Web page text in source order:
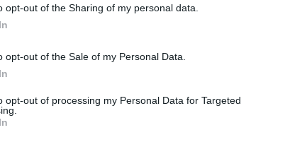
opt-out of the Sharing of my personal data.
opt-out of the Sale of my Personal Data.
opt-out of processing my Personal Data for Targeted